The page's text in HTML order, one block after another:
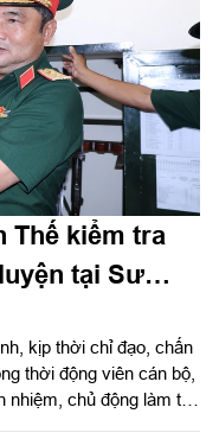
Thế kiểm tra
tại Sư
kịp thời chỉ đạo, chấn
thời động viên cán bộ,
chủ động làm tốt